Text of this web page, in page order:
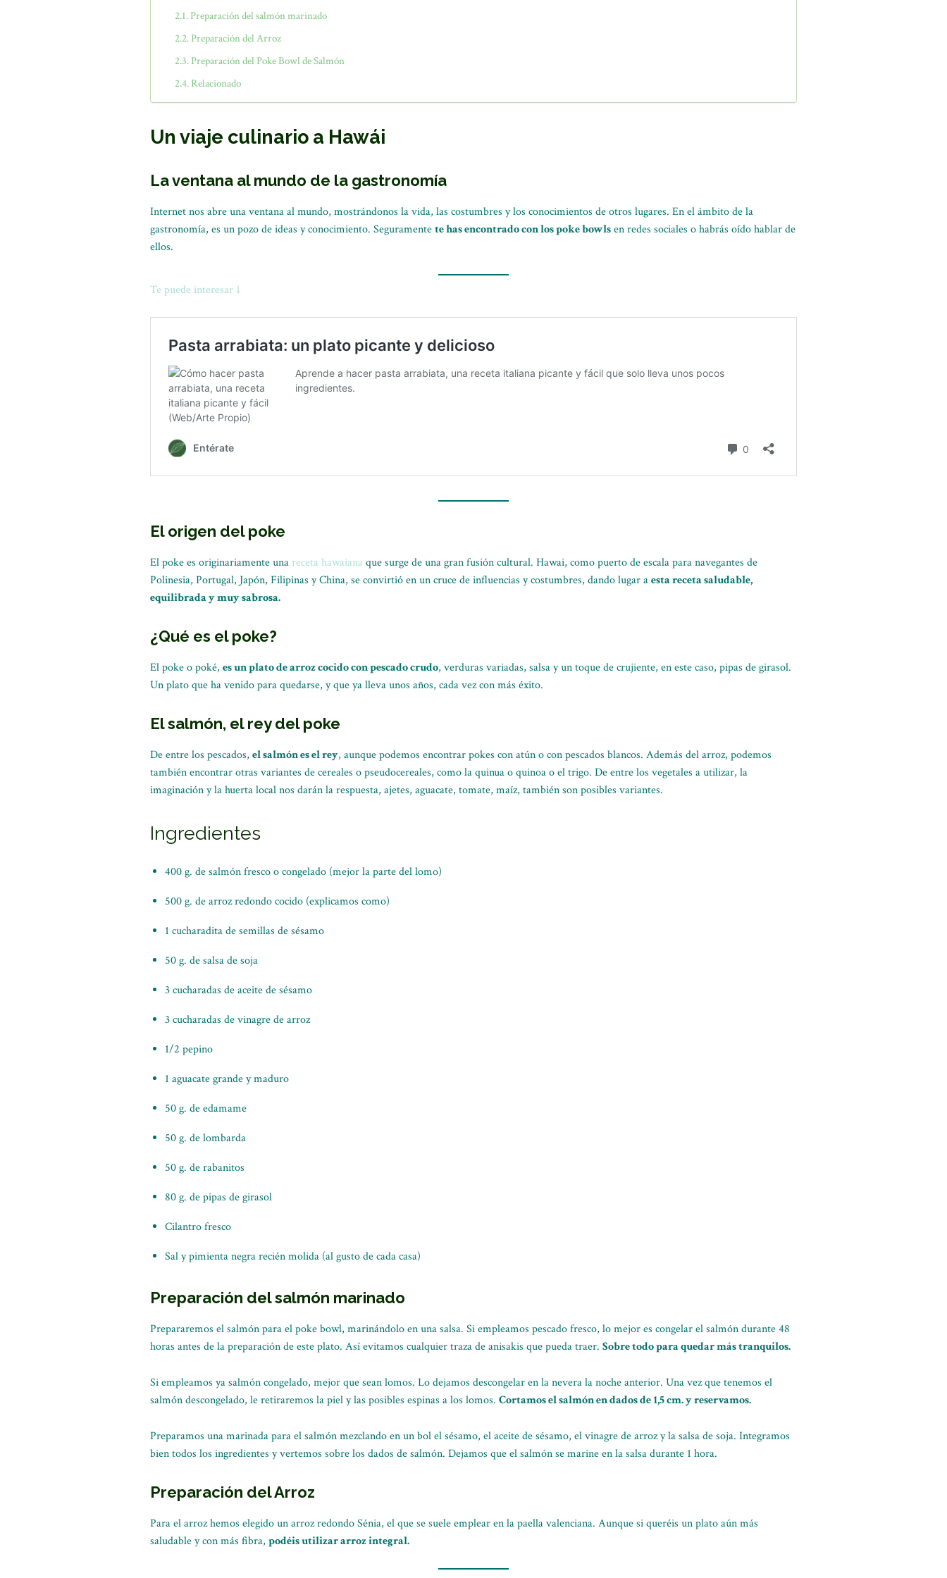
Preparación del salmón marinado
Preparación del Arroz
Preparación del Poke Bowl de Salmón
Relacionado
Un viaje culinario a Hawái
La ventana al mundo de la gastronomía
Internet nos abre una ventana al mundo, mostrándonos la vida, las costumbres y los conocimientos de otros lugares. En el ámbito de la
gastronomía, es un pozo de ideas y conocimiento. Seguramentete has encontrado con los poke bowlsen redes sociales o habrás oído hablar de
ellos.
Te puede interesar ↓
El origen del poke
El poke es originariamente una receta hawaiana que surge de una gran fusión cultural. Hawai, como puerto de escala para navegantes de
Polinesia, Portugal, Japón, Filipinas y China, se convirtió en un cruce de influencias y costumbres, dando lugar aesta receta saludable,
equilibrada y muy sabrosa.
¿Qué es el poke?
El poke o poké, es un plato de arroz cocido con pescado crudo, verduras variadas, salsa y un toque de crujiente, en este caso, pipas de girasol.
Un plato que ha venido para quedarse, y que ya lleva unos años, cada vez con más éxito.
El salmón, el rey del poke
De entre los pescados, el salmón es el rey, aunque podemos encontrar pokes con atún o con pescados blancos. Además del arroz, podemos
también encontrar otras variantes de cereales o pseudocereales, como la quinua o quinoa o el trigo. De entre los vegetales a utilizar, la
imaginación y la huerta local nos darán la respuesta, ajetes, aguacate, tomate, maíz, también son posibles variantes.
Ingredientes
400 g. de salmón fresco o congelado (mejor la parte del lomo)
500 g. de arroz redondo cocido (explicamos como)
1 cucharadita de semillas de sésamo
50 g. de salsa de soja
3 cucharadas de aceite de sésamo
3 cucharadas de vinagre de arroz
1/2 pepino
1 aguacate grande y maduro
50 g. de edamame
50 g. de lombarda
50 g. de rabanitos
80 g. de pipas de girasol
Cilantro fresco
Sal y pimienta negra recién molida (al gusto de cada casa)
Preparación del salmón marinado
Prepararemos el salmón para el poke bowl, marinándolo en una salsa. Si empleamos pescado fresco, lo mejor es congelar el salmón durante 48
horas antes de la preparación de este plato. Así evitamos cualquier traza de anisakis que pueda traer. Sobre todo para quedar más tranquilos.
Si empleamos ya salmón congelado, mejor que sean lomos. Lo dejamos descongelar en la nevera la noche anterior. Una vez que tenemos el
salmón descongelado, le retiraremos la piel y las posibles espinas a los lomos. Cortamos el salmón en dados de 1,5 cm. y reservamos.
Preparamos una marinada para el salmón mezclando en un bol el sésamo, el aceite de sésamo, el vinagre de arroz y la salsa de soja. Integramos
bien todos los ingredientes y vertemos sobre los dados de salmón. Dejamos que el salmón se marine en la salsa durante 1 hora.
Preparación del Arroz
Para el arroz hemos elegido un arroz redondo Sénia, el que se suele emplear en la paella valenciana. Aunque si queréis un plato aún más
saludable y con más fibra, podéis utilizar arroz integral.